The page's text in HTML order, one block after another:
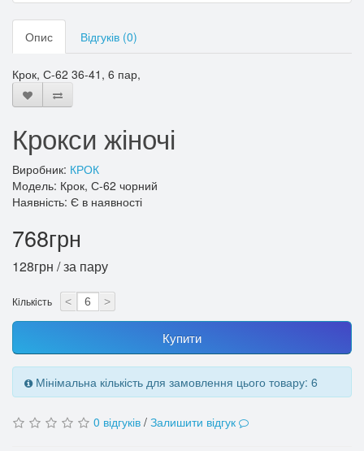
Опис Відгуків (0)
Крок, С-62 36-41, 6 пар,
Крокси жіночі
Виробник: КРОК
Модель: Крок, С-62 чорний
Наявність: Є в наявності
768грн
128грн / за пару
Кількість < >
Купити
Мінімальна кількість для замовлення цього товару: 6
0 відгуків / Залишити відгук